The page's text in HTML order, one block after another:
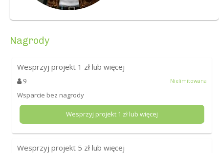
Nagrody
Wesprzyj projekt 1 zł lub więcej
9 Nielimitowana
Wsparcie bez nagrody
Wesprzyj projekt 1 zł lub więcej
Wesprzyj projekt 5 zł lub więcej